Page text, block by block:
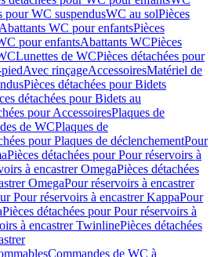
pour WC suspendusWC au solPièces
Abattants WC pour enfantsPièces
pour enfantsAbattants WCPièces
Lunettes de WCPièces détachées pour
Avec rinçageAccessoiresMatériel de
Pièces détachées pour Bidets
détachées pour Bidets au
pour AccessoiresPlaques de
de WCPlaques de
pour Plaques de déclenchementPour
Pièces détachées pour Pour réservoirs à
à encastrer OmegaPièces détachées
OmegaPour réservoirs à encastrer
Pour réservoirs à encastrer KappaPour
Pièces détachées pour Pour réservoirs à
à encastrer TwinlinePièces détachées
Commandes de WC à